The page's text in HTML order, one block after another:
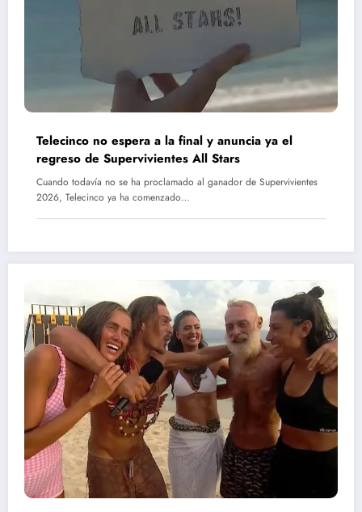
Telecinco no espera a la final y anuncia ya el
regreso de Supervivientes All Stars
Cuando todavía no se ha proclamado al ganador de Supervivientes
2026, Telecinco ya ha comenzado…